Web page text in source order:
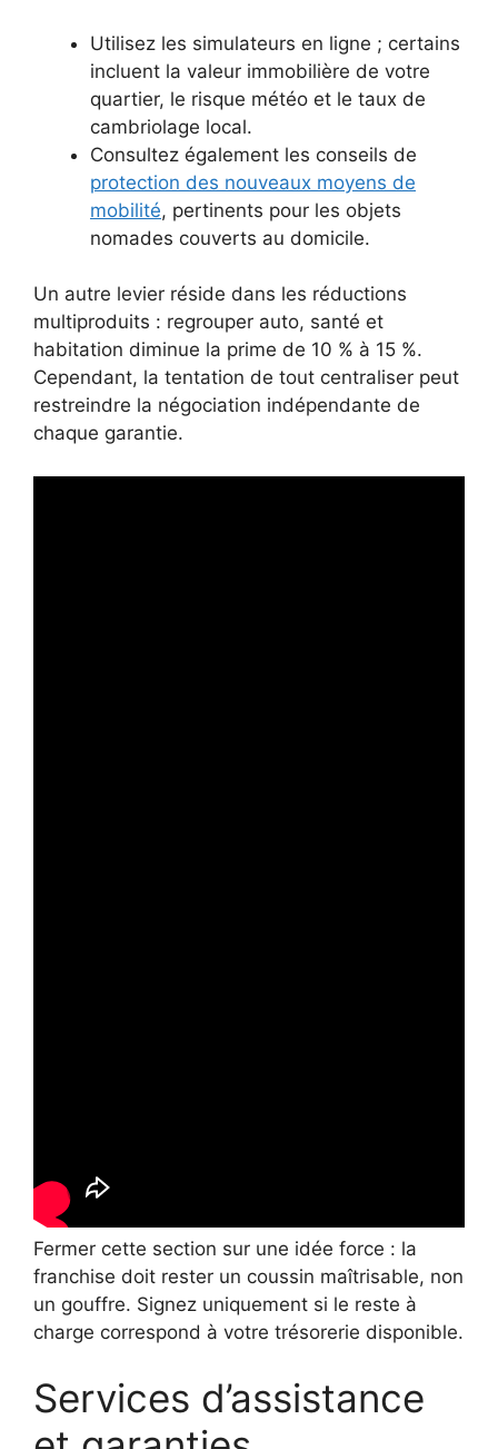
Utilisez les simulateurs en ligne ; certains
incluent la valeur immobilière de votre
quartier, le risque météo et le taux de
cambriolage local.
Consultez également les conseils de
protection des nouveaux moyens de
mobilité, pertinents pour les objets
nomades couverts au domicile.
Un autre levier réside dans les réductions
multiproduits : regrouper auto, santé et
habitation diminue la prime de 10 % à 15 %.
Cependant, la tentation de tout centraliser peut
restreindre la négociation indépendante de
chaque garantie.
Fermer cette section sur une idée force : la
franchise doit rester un coussin maîtrisable, non
un gouffre. Signez uniquement si le reste à
charge correspond à votre trésorerie disponible.
Services d’assistance